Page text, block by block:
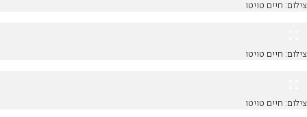
צילום: חיים טויטו
צילום: חיים טויטו
צילום: חיים טויטו